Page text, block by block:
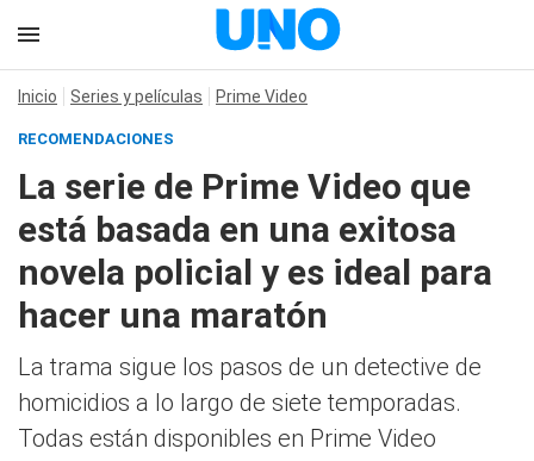
Inicio Series y películas Prime Video
RECOMENDACIONES
La serie de Prime Video que
está basada en una exitosa
novela policial y es ideal para
hacer una maratón
La trama sigue los pasos de un detective de
homicidios a lo largo de siete temporadas.
Todas están disponibles en Prime Video